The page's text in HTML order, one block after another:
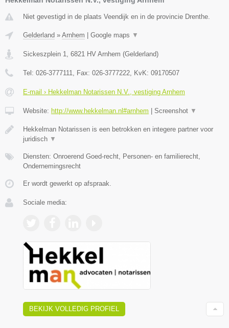
Niet gevestigd in de plaats Veendijk en in de provincie Drenthe.
Gelderland » Arnhem Google maps ▼
Sickeszplein 1 6821 HV Arnhem (Gelderland)
Tel: 026-3777111 , Fax: 026-3777222 , KvK: 09170507
E-mail › Hekkelman Notarissen N.V., vestiging Arnhem
Website: http://www.hekkelman.nl#arnhem Screenshot ▼
Hekkelman Notarissen is een betrokken en integere partner voor
juridisch ▼
Diensten: Onroerend Goed-recht, Personen- en familierecht,
Ondernemingsrecht
Er wordt gewerkt op afspraak.
Sociale media:
BEKIJK VOLLEDIG PROFIEL